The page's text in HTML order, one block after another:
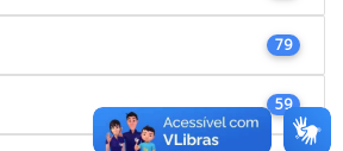
79
59